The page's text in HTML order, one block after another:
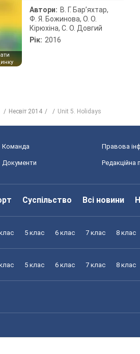
Автори: В. Г. Бар’яхтар,
Ф. Я. Божинова, О. О.
Кірюхіна, С. О. Довгий
Рік: 2016
Несвіт 2014 Unit 5. Holidays
Команда Правова
Документи Редакційна
Суспільство Всі новини
5 клас 6 клас 7 клас 8 клас
5 клас 6 клас 7 клас 8 клас